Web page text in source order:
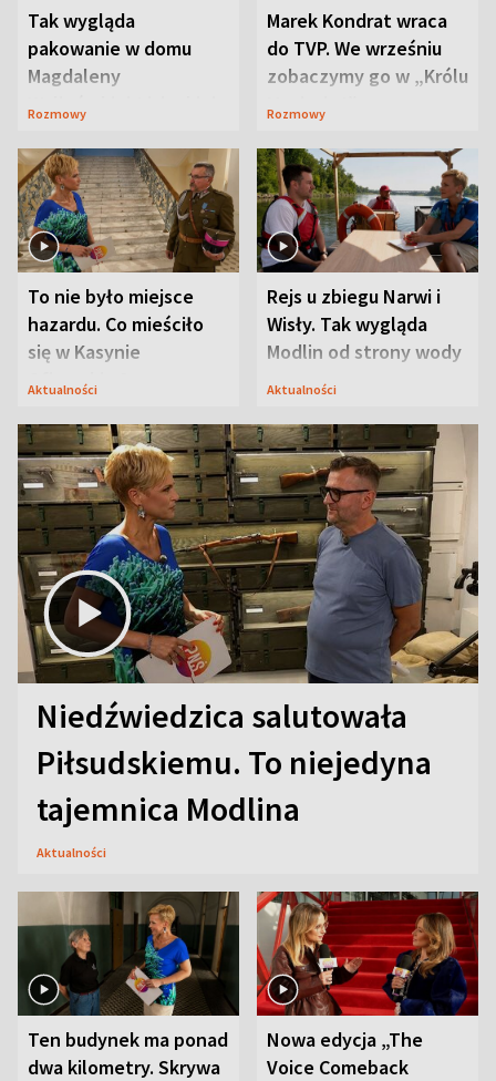
Tak wygląda
pakowanie w domu
Magdaleny
Waligórskiej-Lisieckiej.
Rozmowy
Marek Kondrat wraca
do TVP. We wrześniu
zobaczymy go w „Królu
Maciusiu I”
Rozmowy
To nie było miejsce
hazardu. Co mieściło
się w Kasynie
Oficerskim?
Aktualności
Rejs u zbiegu Narwi i
Wisły. Tak wygląda
Modlin od strony wody
Aktualności
Niedźwiedzica salutowała
Piłsudskiemu. To niejedyna
tajemnica Modlina
Aktualności
Ten budynek ma ponad
dwa kilometry. Skrywa
Nowa edycja „The
Voice Comeback